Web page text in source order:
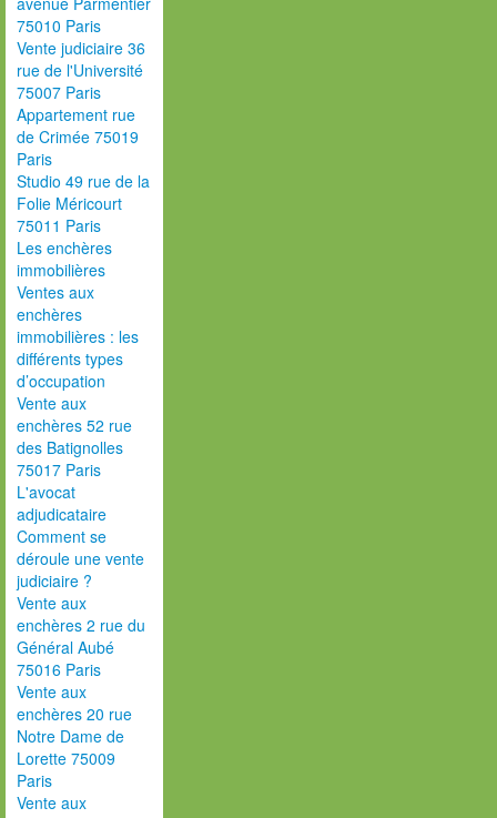
75010 Paris
Vente judiciaire 36
rue de l'Université
75007 Paris
Appartement rue
de Crimée 75019
Paris
Studio 49 rue de la
Folie Méricourt
75011 Paris
Les enchères
immobilières
Ventes aux
enchères
immobilières : les
différents types
d’occupation
Vente aux
enchères 52 rue
des Batignolles
75017 Paris
L'avocat
adjudicataire
Comment se
déroule une vente
judiciaire ?
Vente aux
enchères 2 rue du
Général Aubé
75016 Paris
Vente aux
enchères 20 rue
Notre Dame de
Lorette 75009
Paris
Vente aux